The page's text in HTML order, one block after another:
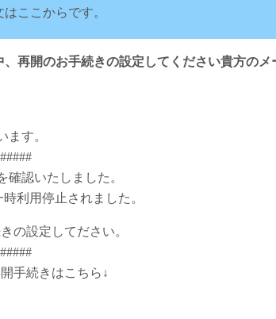
ここからです。
再開のお手続きの設定してください貴方のメ
ます。
認いたしました。
利用停止されました。
の設定してださい。
手続きはこちら↓